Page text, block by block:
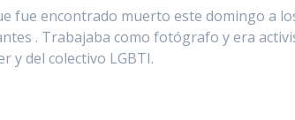
fue encontrado muerto este domingo a
. Trabajaba como fotógrafo y era
y del colectivo LGBTI.